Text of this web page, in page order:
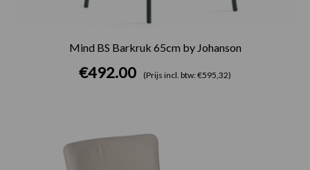
Mind BS Barkruk 65cm by Johanson
€492.00 (Prijs incl. btw: €595,32)